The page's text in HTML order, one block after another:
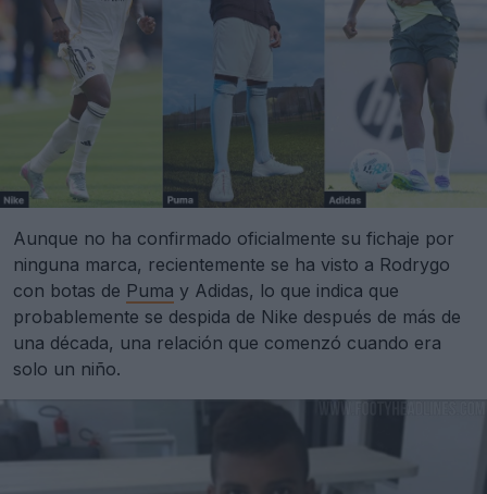
Aunque no ha confirmado oficialmente su fichaje por
ninguna marca, recientemente se ha visto a Rodrygo
con botas de Puma y Adidas, lo que indica que
probablemente se despida de Nike después de más de
una década, una relación que comenzó cuando era
solo un niño.